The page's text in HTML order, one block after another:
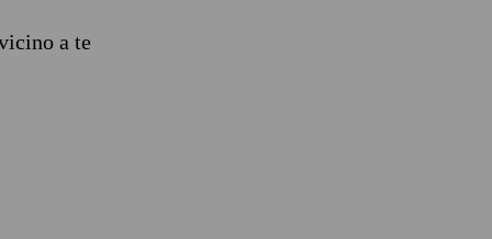
a te